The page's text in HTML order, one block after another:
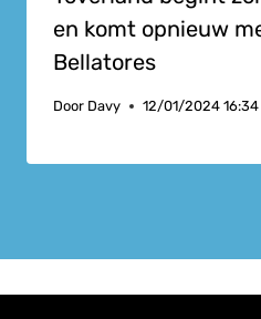
en komt opnieuw
Bellatores
Door Davy 12/01/2024 16:34